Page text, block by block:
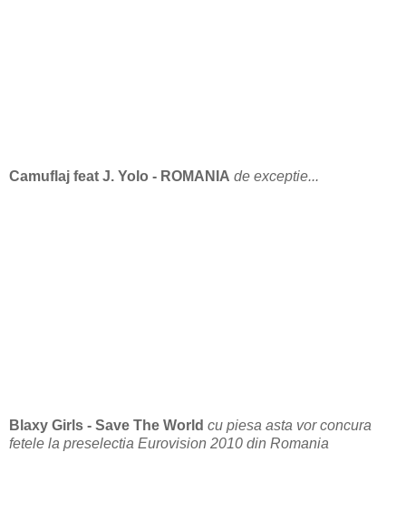
Camuflaj feat J. Yolo - ROMANIA de exceptie...
Blaxy Girls - Save The World cu piesa asta vor concura
fetele la preselectia Eurovision 2010 din Romania